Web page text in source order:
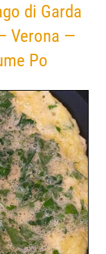
di Garda
Verona —
Po